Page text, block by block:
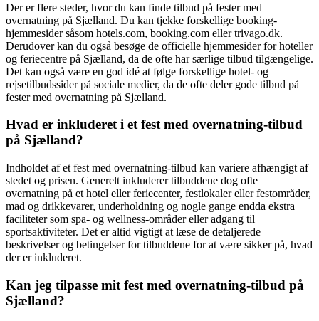
Der er flere steder, hvor du kan finde tilbud på fester med
overnatning på Sjælland. Du kan tjekke forskellige booking-
hjemmesider såsom hotels.com, booking.com eller trivago.dk.
Derudover kan du også besøge de officielle hjemmesider for hoteller
og feriecentre på Sjælland, da de ofte har særlige tilbud tilgængelige.
Det kan også være en god idé at følge forskellige hotel- og
rejsetilbudssider på sociale medier, da de ofte deler gode tilbud på
fester med overnatning på Sjælland.
Hvad er inkluderet i et fest med overnatning-tilbud
på Sjælland?
Indholdet af et fest med overnatning-tilbud kan variere afhængigt af
stedet og prisen. Generelt inkluderer tilbuddene dog ofte
overnatning på et hotel eller feriecenter, festlokaler eller festområder,
mad og drikkevarer, underholdning og nogle gange endda ekstra
faciliteter som spa- og wellness-områder eller adgang til
sportsaktiviteter. Det er altid vigtigt at læse de detaljerede
beskrivelser og betingelser for tilbuddene for at være sikker på, hvad
der er inkluderet.
Kan jeg tilpasse mit fest med overnatning-tilbud på
Sjælland?